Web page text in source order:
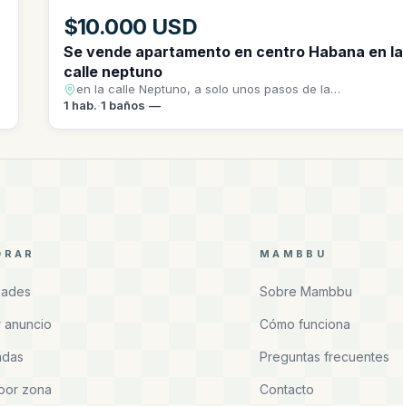
$10.000 USD
Se vende apartamento en centro Habana en la
calle neptuno
en la calle Neptuno, a solo unos pasos de la
emblemática escalinata de la universidad.
1 hab.·1 baños·—
anuncio
zona
MAMBBU
Sobre Mambbu
Cómo funciona
Preguntas frecuentes
Contacto